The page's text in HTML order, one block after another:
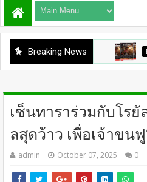
Breaking News
เซ็นทาราร่วมกับโรยั
ลสุดว้าว เพื่อเจ้าขนฟู
admin October 07, 2025 0